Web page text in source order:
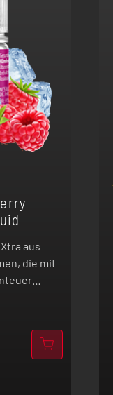
aus
die mit